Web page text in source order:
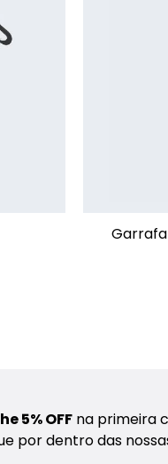
5% OFFna primeira
por dentro das